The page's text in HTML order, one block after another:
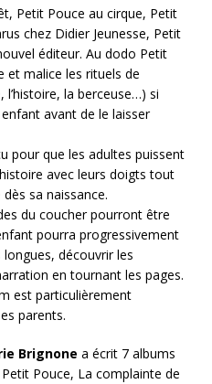
Petit Pouce au cirque, Petit
chez Didier Jeunesse, Petit
éditeur. Au dodo Petit
et malice les rituels de
l’histoire, la berceuse…) si
avant de le laisser
pour que les adultes puissent
avec leurs doigts tout
sa naissance.
du coucher pourront être
pourra progressivement
découvrir les
en tournant les pages.
est particulièrement
parents.
Brignone a écrit 7 albums
Pouce, La complainte de